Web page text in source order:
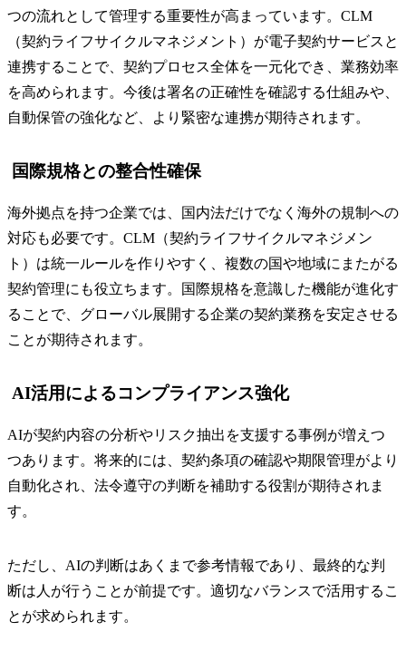
つの流れとして管理する重要性が高まっています。CLM
（契約ライフサイクルマネジメント）が電子契約サービスと
連携することで、契約プロセス全体を一元化でき、業務効率
を高められます。今後は署名の正確性を確認する仕組みや、
自動保管の強化など、より緊密な連携が期待されます。
国際規格との整合性確保
海外拠点を持つ企業では、国内法だけでなく海外の規制への
対応も必要です。CLM（契約ライフサイクルマネジメン
ト）は統一ルールを作りやすく、複数の国や地域にまたがる
契約管理にも役立ちます。国際規格を意識した機能が進化す
ることで、グローバル展開する企業の契約業務を安定させる
ことが期待されます。
AI活用によるコンプライアンス強化
AIが契約内容の分析やリスク抽出を支援する事例が増えつ
つあります。将来的には、契約条項の確認や期限管理がより
自動化され、法令遵守の判断を補助する役割が期待されま
す。
ただし、AIの判断はあくまで参考情報であり、最終的な判
断は人が行うことが前提です。適切なバランスで活用するこ
とが求められます。